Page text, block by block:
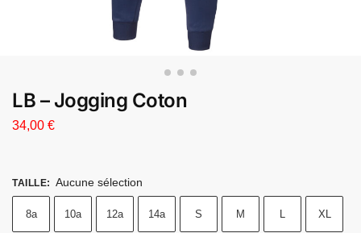
LB – Jogging Coton
34,00 €
TAILLE: Aucune sélection
8a 10a 12a 14a S M L XL